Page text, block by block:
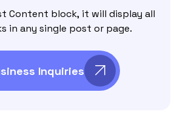
Content block, it will display all
in any single post or page.
Inquiries